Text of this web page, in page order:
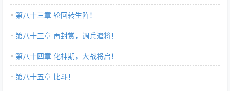
第八十三章 轮回转生阵！
第八十三章 再封赏，调兵遣将！
第八十四章 化神期，大战将启！
第八十五章 比斗！